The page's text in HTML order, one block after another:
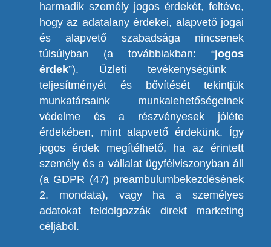
harmadik személy jogos érdekét, feltéve,
hogy az adatalany érdekei, alapvető jogai
és alapvető szabadsága nincsenek
túlsúlyban (a továbbiakban: “jogos
érdek”). Üzleti tevékenységünk
teljesítményét és bővítését tekintjük
munkatársaink munkalehetőségeinek
védelme és a részvényesek jóléte
érdekében, mint alapvető érdekünk. Így
jogos érdek megítélhető, ha az érintett
személy és a vállalat ügyfélviszonyban áll
(a GDPR (47) preambulumbekezdésének
2. mondata), vagy ha a személyes
adatokat feldolgozzák direkt marketing
céljából.